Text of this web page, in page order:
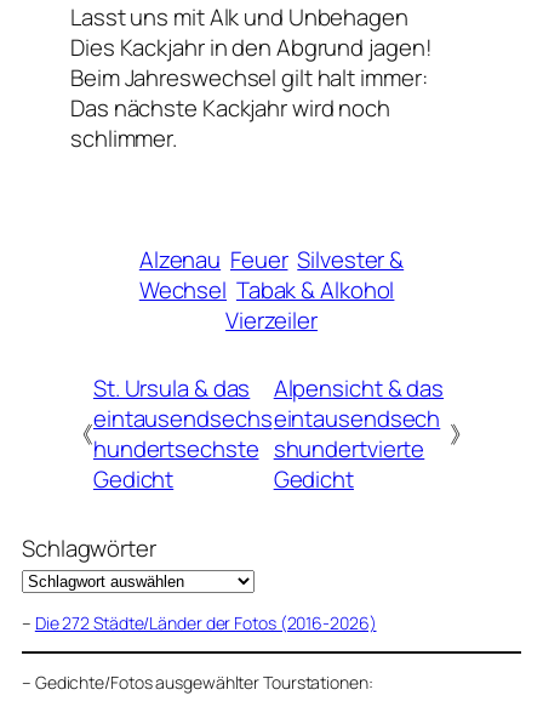
Lasst uns mit Alk und Unbehagen
Dies Kackjahr in den Abgrund jagen!
Beim Jahreswechsel gilt halt immer:
Das nächste Kackjahr wird noch
schlimmer.
Alzenau Feuer Silvester &
Wechsel Tabak & Alkohol
Vierzeiler
《
St. Ursula & das
eintausendsechs
hundertsechste
Gedicht
Alpensicht & das
eintausendsech
shundertvierte
Gedicht
》
Schlagwörter
– Die 272 Städte/Länder der Fotos (2016-2026)
– Gedichte/Fotos ausgewählter Tourstationen: